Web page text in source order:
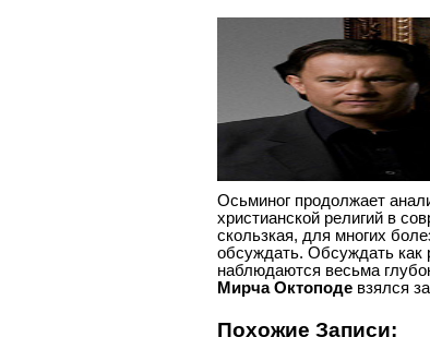
Осьминог продолжает
христианской религий в
скользкая, для многих
обсуждать. Обсуждать как
наблюдаются весьма
Мирча Октоподе взялся
Похожие Записи: